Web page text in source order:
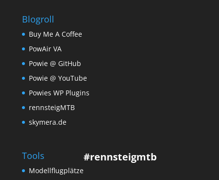
Blogroll
Buy Me A Coffee
PowAir VA
Powie @ GitHub
Powie @ YouTube
Powies WP Plugins
rennsteigMTB
skymera.de
Tools
Modellflugplätze
#rennsteigmtb